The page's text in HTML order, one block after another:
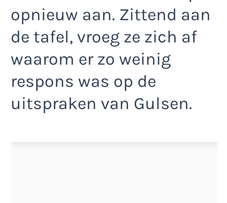
opnieuw aan. Zittend aan
de tafel, vroeg ze zich af
waarom er zo weinig
respons was op de
uitspraken van Gulsen.